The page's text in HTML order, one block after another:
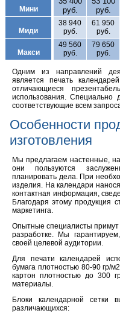
Новости
Мини
руб.
руб.
Миди
38 940
руб.
61 950
руб.
Макси
49 560
руб.
79 650
руб.
Одним из направлений
является печать
отличающиеся
использования. Специально
соответствующие всем
Особенности
изготовления
Мы предлагаем настенные,
они пользуются
планировать дела. При
изделия. На календари
контактная информация,
Благодаря этому продукция
маркетинга.
Опытные специалисты примут
разработке. Мы
своей целевой аудитории.
Для печати календарей
бумага плотностью 80-90 гр/
картон плотностью до 300
материалы.
Блоки календарной сетки
различающихся: